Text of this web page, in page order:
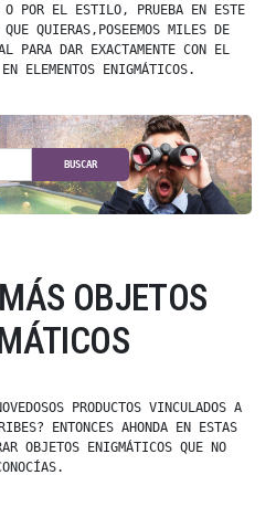
O POR EL ESTILO, PRUEBA EN ESTE
QUIERAS,POSEEMOS MILES DE
PARA DAR EXACTAMENTE CON EL
ELEMENTOS ENIGMÁTICOS.
BUSCAR
OBJETOS
PRODUCTOS VINCULADOS A
ENTONCES AHONDA EN ESTAS
OBJETOS ENIGMÁTICOS QUE NO